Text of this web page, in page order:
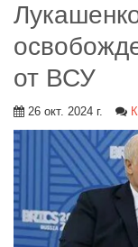
от ВСУ
26 окт. 2024 г.